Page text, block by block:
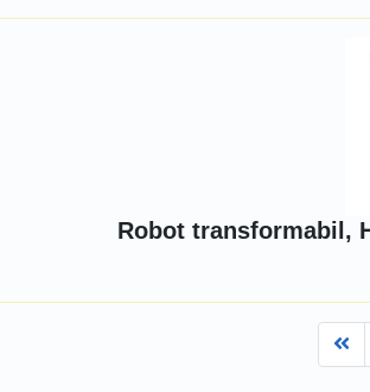
Robot transformabil,